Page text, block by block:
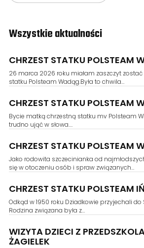
Wszystkie aktualności
CHRZEST STATKU POLSTEAM
26 marca 2026 roku miałam zaszczyt
statku Polsteam Wadąg.Była to chwila…
CHRZEST STATKU POLSTEAM
Bycie matką chrzestną statku mv Polsteam
trudno ująć w słowa.…
CHRZEST STATKU POLSTEAM
Jako rodowita szczecinianka od
się w otoczeniu osób i spraw związanych…
CHRZEST STATKU POLSTEAM
Odkąd w 1950 roku Dziadkowie przyjechali do
Rodzina związana była z…
WIZYTA DZIECI Z
ŻAGIELEK